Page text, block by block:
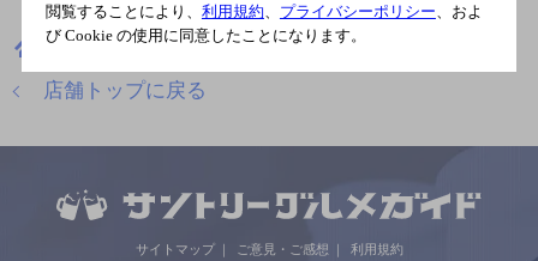
兵庫県 バール アシヤ食堂 manchos！
店舗トップに戻る
サイトマップ ご意見・ご感想 利用規約
閲覧することにより、 利用規約 プライバシーポリシー 、およ
び Cookie の使用に同意したことになります。